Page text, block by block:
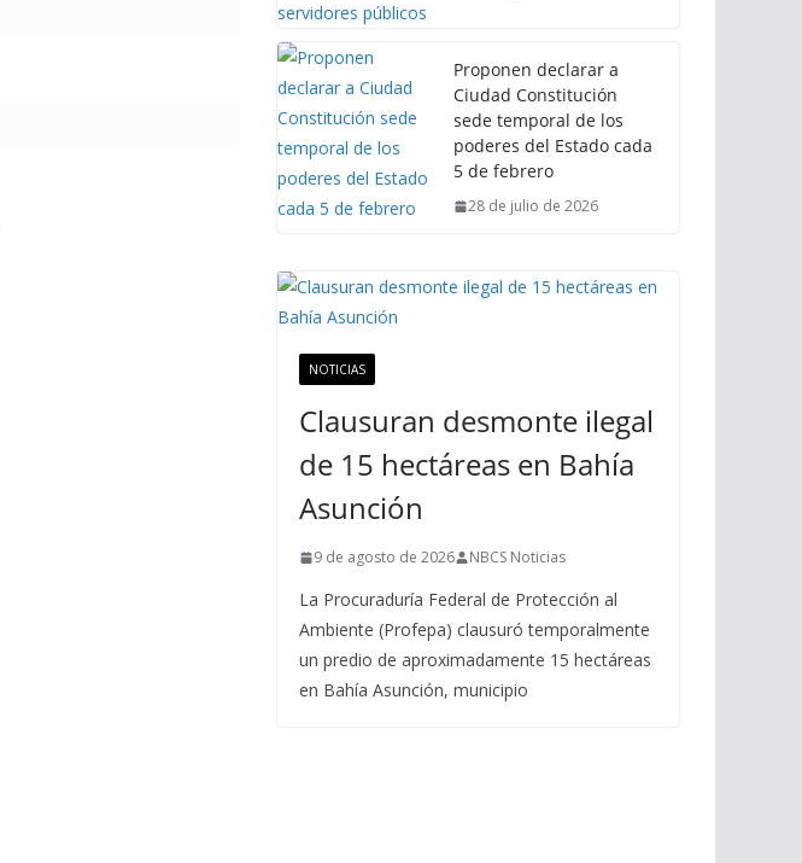
Proponen declarar a
Ciudad Constitución
sede temporal de los
poderes del Estado cada
5 de febrero
28 de julio de 2026
NOTICIAS
Clausuran desmonte ilegal
de 15 hectáreas en Bahía
Asunción
9 de agosto de 2026 NBCS Noticias
La Procuraduría Federal de Protección al
Ambiente (Profepa) clausuró temporalmente
un predio de aproximadamente 15 hectáreas
en Bahía Asunción, municipio